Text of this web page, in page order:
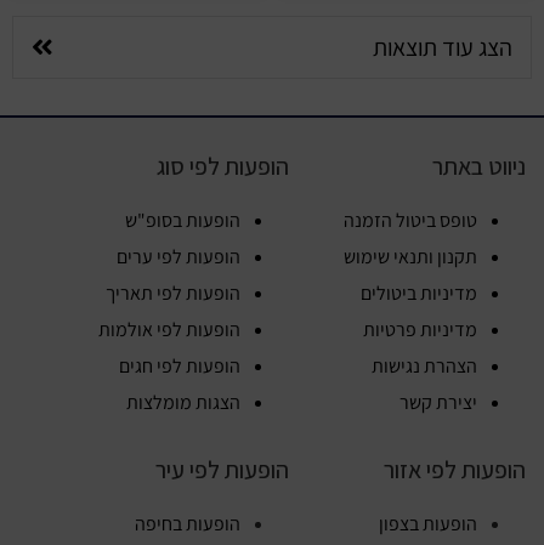
הצג עוד תוצאות
ניווט באתר
טופס ביטול הזמנה
תקנון ותנאי שימוש
מדיניות ביטולים
מדיניות פרטיות
הצהרת נגישות
יצירת קשר
הופעות לפי סוג
הופעות בסופ"ש
הופעות לפי ערים
הופעות לפי תאריך
הופעות לפי אולמות
הופעות לפי חגים
הצגות מומלצות
הופעות לפי אזור
הופעות בצפון
הופעות לפי עיר
הופעות בחיפה